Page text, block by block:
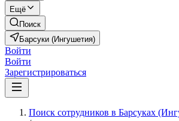
Ещё
Поиск
Барсуки (Ингушетия)
Войти
Войти
Зарегистрироваться
Поиск сотрудников в Барсуках